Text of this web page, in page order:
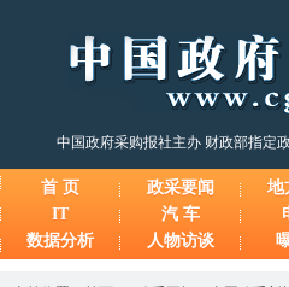
中国政府采购报社主办 财政部指定
首 页 政采要闻 地
IT
汽 车
数据分析
人物访谈